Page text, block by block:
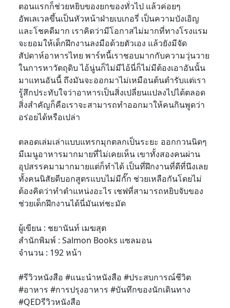
ตอนแรกก็ช่วยหยิบของยกของทั่วไป แล้วค่อยๆ
อัพเลเวลขึ้นเป็นหัวหน้าฝ่ายเบเกอรี่ เป็นความบังเอิญ
และโชคดีมาก เราคิดว่ามีโอกาสไม่มากที่ทางโรงแรม
จะยอมให้เด็กฝึกงานลงมือด้วยตัวเอง แล้วยังมีจัด
สัปดาห์อาหารไทย พาร์ทนี้เราชอบมากกับความวุ่นวาย
ในการหาวัตถุดิบ ไอ้นู่นก็ไม่มีไอ้นี่ก็ไม่มีต้องเอาอันนั้น
มาแทนอันนี้ ถึงมันจะออกมาไม่เหมือนต้นตำรับแต่เรา
รู้สึกประทับใจว่าอาหารเป็นสิ่งเปลี่ยนแปลงไปได้ตลอด
สิ่งสำคัญก็คือเราจะสามารถทำออกมาให้คนกินพูดว่า
อร่อยได้หรือเปล่า
ตลอดเล่มเล่าแบบแทรกมุกตลกเป็นระยะ ออกกวนนิดๆ
มีเมนูอาหารมากมายที่ไม่เคยเห็น เขาทั้งสองคนผ่าน
อุปสรรคมามากมายแต่ก็ทำได้ เป็นที่ฝึกงานที่ดีที่นึงเลย
ทั้งคนนิสัยดีบอกสูตรแบบไม่มีกั๊ก ช่วยเหลือกันโดยไม่
ต้องคิดว่าทำตำแหน่งอะไร เชฟที่สามารถหยิบจับของ
ช่วยเด็กฝึกงานได้นี่มันเท่ชะมัด
ผู้เขียน : ชยานันท์ เมฆสุต
สำนักพิมพ์ : Salmon Books แซลมอน
จำนวน : 192 หน้า
#รีวิวหนังสือ #แนะนำหนังสือ #ประสบการณ์ชีวิต
#อาหาร #การปรุงอาหาร #บันทึกของนักเดินทาง
#QEDรีวิวหนังสือ